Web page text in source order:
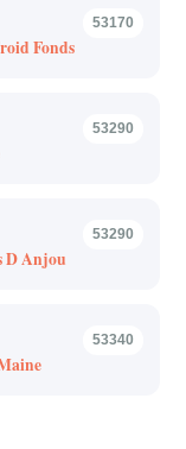
53170
Fonds
53290
53290
D Anjou
53340